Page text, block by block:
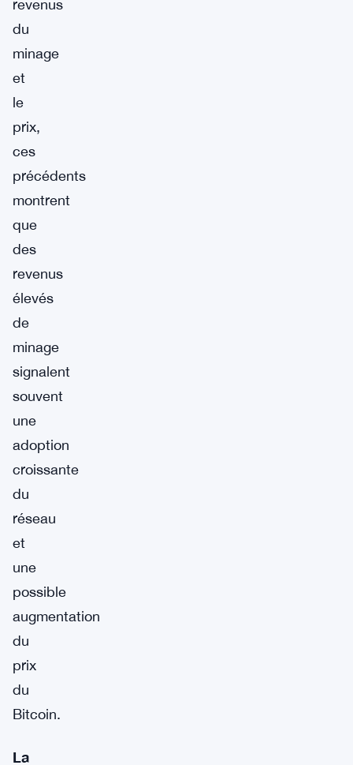
revenus
du
minage
et
le
prix,
ces
précédents
montrent
que
des
revenus
élevés
de
minage
signalent
souvent
une
adoption
croissante
du
réseau
et
une
possible
augmentation
du
prix
du
Bitcoin.
La